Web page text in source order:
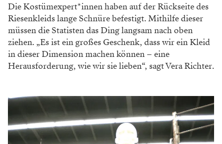
Die Kostümexpert*innenhaben auf der Rückseitedes
Riesenkleids lange Schnüre befestigt. Mithilfe dieser
müssen die Statisten das Ding langsam nach oben
ziehen. „Es ist ein großes Geschenk, dass wir einKleid
in dieser Dimension machen können – eine
Herausforderung, wie wir sie lieben“, sagtVera Richter.